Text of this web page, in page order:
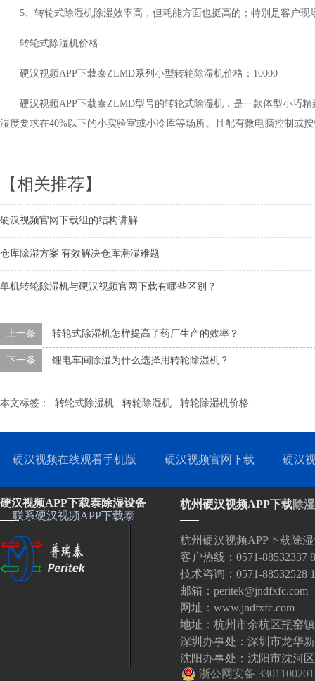
5、转轮式除湿机除湿效率高，但耗能方面也挺高的；特别是客户
转轮式除湿机价格
硬汉视频APP下载泰ZLMD系列小型转轮除湿机价格：10000
硬汉视频APP下载泰ZLMD型号的转轮式除湿机，是一款体型小巧
湿度要求在40%以下的小实验室或小冷库等场所。且配有微电脑控制或
【相关推荐】
硬汉视频官网下载组的结构讲解
仓库除湿方案|有效解决仓库潮湿难题
单机转轮除湿机与硬汉视频官网下载有哪些区别？
上一条 转轮式除湿机怎样提高了药厂生产的效率？
下一条 锂电车间除湿为什么选择用转轮除湿机？
本文标签： 转轮式除湿机 转轮除湿机 转轮除湿机价格
硬汉视频在线观看手机版 硬汉视频官网下载 硬汉
联系硬汉视频APP下载泰
硬汉视频APP下载泰除湿设备 杭州硬汉视频APP下载除
杭州硬汉视频APP下载
客户热线：0571-88532337
技术咨询：0571-88532528
邮箱：peritek@jndfxfc.com
网址：www.jndfxfc.com
地址：杭州市余杭区瓶窑
深圳办事处：深圳市龙华
沈阳办事处：沈阳市沈河
浙公网安备